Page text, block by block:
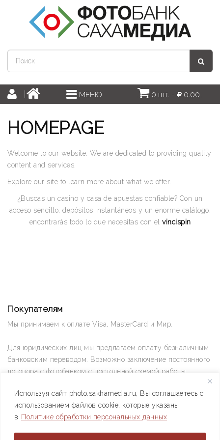
Используя сайт photo.sakhamedia.ru, Вы соглашаетесь с
использованием файлов cookie, которые указаны
в Политике обработки персональных данных
МЕНЮ 0 шт. - 0.00
HOMEPAGE
Welcome to our website. We are dedicated to providing quality
content and services.
Explore our site to learn more about what we offer.
¿Buscas un casino y casa de apuestas confiable? Con un
acceso sencillo, depósitos instantáneos y un enorme catálogo,
encontrarás todo lo que necesitas con el vincispin
Покупателям
Мы принимаем к оплате Visa, MasterCard и Мир.
Для юридических лиц мы предлагаем оплату безналичным
банковским переводом. Возможно заключение постоянного
договора с фотобанком с постоянной схемой работы.
Позвоните нам по телефону +7(4112) 42-09-42 — и мы
ответим на все ваши вопросы